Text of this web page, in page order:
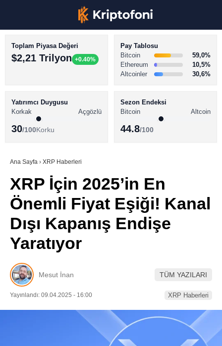
Youtube
TikTok
Pinterest
BİTCOİN HABERLERİ
ALTCOİN HABERLERİ
SÖZLÜK
Toplam Piyasa Değeri
$2,21 Trilyon +0.40%
Pay Tablosu
Bitcoin
59,0%
Ethereum
10,5%
Altcoinler
30,6%
Yatırımcı Duygusu
Korkak
Açgözlü
30/100Korku
Sezon Endeksi
Bitcoin
Altcoin
44.8/100
Ana Sayfa › XRP Haberleri
XRP İçin 2025’in En
Önemli Fiyat Eşiği! Kanal
Dışı Kapanış Endişe
Yaratıyor
Mesut İnan TÜM YAZILARI
Yayınlandı: 09.04.2025 - 16:00 XRP Haberleri